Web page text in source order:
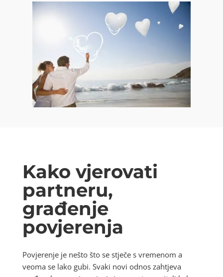
Kako vjerovati
partneru,
građenje
povjerenja
Povjerenje je nešto što se stječe s vremenom a
veoma se lako gubi. Svaki novi odnos zahtjeva